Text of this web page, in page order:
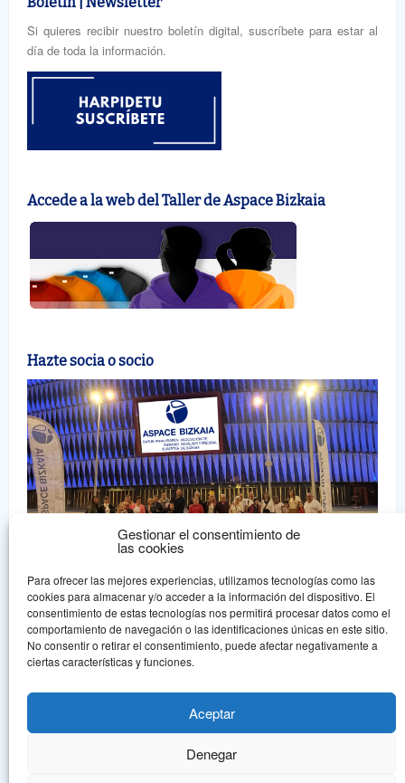
Gestionar el consentimiento de
las cookies
Para ofrecer las mejores experiencias, utilizamos tecnologías como las
cookies para almacenar y/o acceder a la información del dispositivo. El
consentimiento de estas tecnologías nos permitirá procesar datos como el
comportamiento de navegación o las identificaciones únicas en este sitio.
No consentir o retirar el consentimiento, puede afectar negativamente a
ciertas características y funciones.
Aceptar
Denegar
Si quieres recibir nuestro boletín digital, suscríbete para estar al
día de toda la información.
Accede a la web del Taller de Aspace Bizkaia
Hazte socia o socio
Aspace Bizkaia
Aspace Bizkaia es una asociación sin ánimo de lucro declarada de
Utilidad Pública que nace en 1.978, en un intento de dar una
respuesta asociativa a la problemática de la parálisis cerebral.